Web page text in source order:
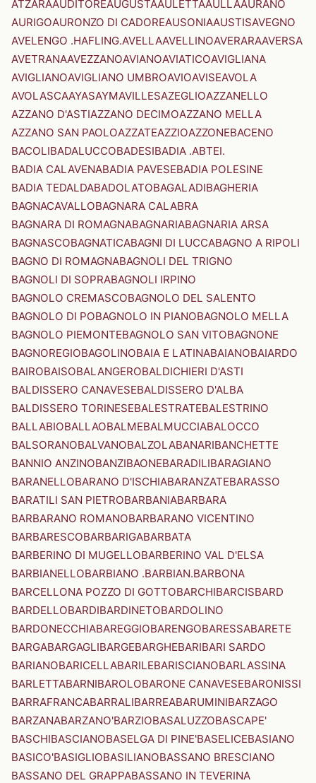
ATZARAAUDITOREAUGUSTAAULETTAAULLAAURANO
AURIGOAURONZO DI CADOREAUSONIAAUSTISAVEGNO
AVELENGO .HAFLING.AVELLAAVELLINOAVERARAAVERSA
AVETRANAAVEZZANOAVIANOAVIATICOAVIGLIANA
AVIGLIANOAVIGLIANO UMBROAVIOAVISEAVOLA
AVOLASCAAYASAYMAVILLESAZEGLIOAZZANELLO
AZZANO D'ASTIAZZANO DECIMOAZZANO MELLA
AZZANO SAN PAOLOAZZATEAZZIOAZZONEBACENO
BACOLIBADALUCCOBADESIBADIA .ABTEI.
BADIA CALAVENABADIA PAVESEBADIA POLESINE
BADIA TEDALDABADOLATOBAGALADIBAGHERIA
BAGNACAVALLOBAGNARA CALABRA
BAGNARA DI ROMAGNABAGNARIABAGNARIA ARSA
BAGNASCOBAGNATICABAGNI DI LUCCABAGNO A RIPOLI
BAGNO DI ROMAGNABAGNOLI DEL TRIGNO
BAGNOLI DI SOPRABAGNOLI IRPINO
BAGNOLO CREMASCOBAGNOLO DEL SALENTO
BAGNOLO DI POBAGNOLO IN PIANOBAGNOLO MELLA
BAGNOLO PIEMONTEBAGNOLO SAN VITOBAGNONE
BAGNOREGIOBAGOLINOBAIA E LATINABAIANOBAIARDO
BAIROBAISOBALANGEROBALDICHIERI D'ASTI
BALDISSERO CANAVESEBALDISSERO D'ALBA
BALDISSERO TORINESEBALESTRATEBALESTRINO
BALLABIOBALLAOBALMEBALMUCCIABALOCCO
BALSORANOBALVANOBALZOLABANARIBANCHETTE
BANNIO ANZINOBANZIBAONEBARADILIBARAGIANO
BARANELLOBARANO D'ISCHIABARANZATEBARASSO
BARATILI SAN PIETROBARBANIABARBARA
BARBARANO ROMANOBARBARANO VICENTINO
BARBARESCOBARBARIGABARBATA
BARBERINO DI MUGELLOBARBERINO VAL D'ELSA
BARBIANELLOBARBIANO .BARBIAN.BARBONA
BARCELLONA POZZO DI GOTTOBARCHIBARCISBARD
BARDELLOBARDIBARDINETOBARDOLINO
BARDONECCHIABAREGGIOBARENGOBARESSABARETE
BARGABARGAGLIBARGEBARGHEBARIBARI SARDO
BARIANOBARICELLABARILEBARISCIANOBARLASSINA
BARLETTABARNIBAROLOBARONE CANAVESEBARONISSI
BARRAFRANCABARRALIBARREABARUMINIBARZAGO
BARZANABARZANO'BARZIOBASALUZZOBASCAPE'
BASCHIBASCIANOBASELGA DI PINE'BASELICEBASIANO
BASICO'BASIGLIOBASILIANOBASSANO BRESCIANO
BASSANO DEL GRAPPABASSANO IN TEVERINA